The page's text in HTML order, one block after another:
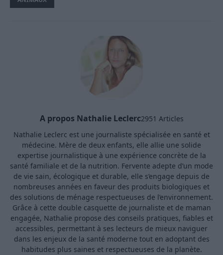
A propos Nathalie Leclerc2951 Articles
Nathalie Leclerc est une journaliste spécialisée en santé et
médecine. Mère de deux enfants, elle allie une solide
expertise journalistique à une expérience concrète de la
santé familiale et de la nutrition. Fervente adepte d’un mode
de vie sain, écologique et durable, elle s’engage depuis de
nombreuses années en faveur des produits biologiques et
des solutions de ménage respectueuses de l’environnement.
Grâce à cette double casquette de journaliste et de maman
engagée, Nathalie propose des conseils pratiques, fiables et
accessibles, permettant à ses lecteurs de mieux naviguer
dans les enjeux de la santé moderne tout en adoptant des
habitudes plus saines et respectueuses de la planète.